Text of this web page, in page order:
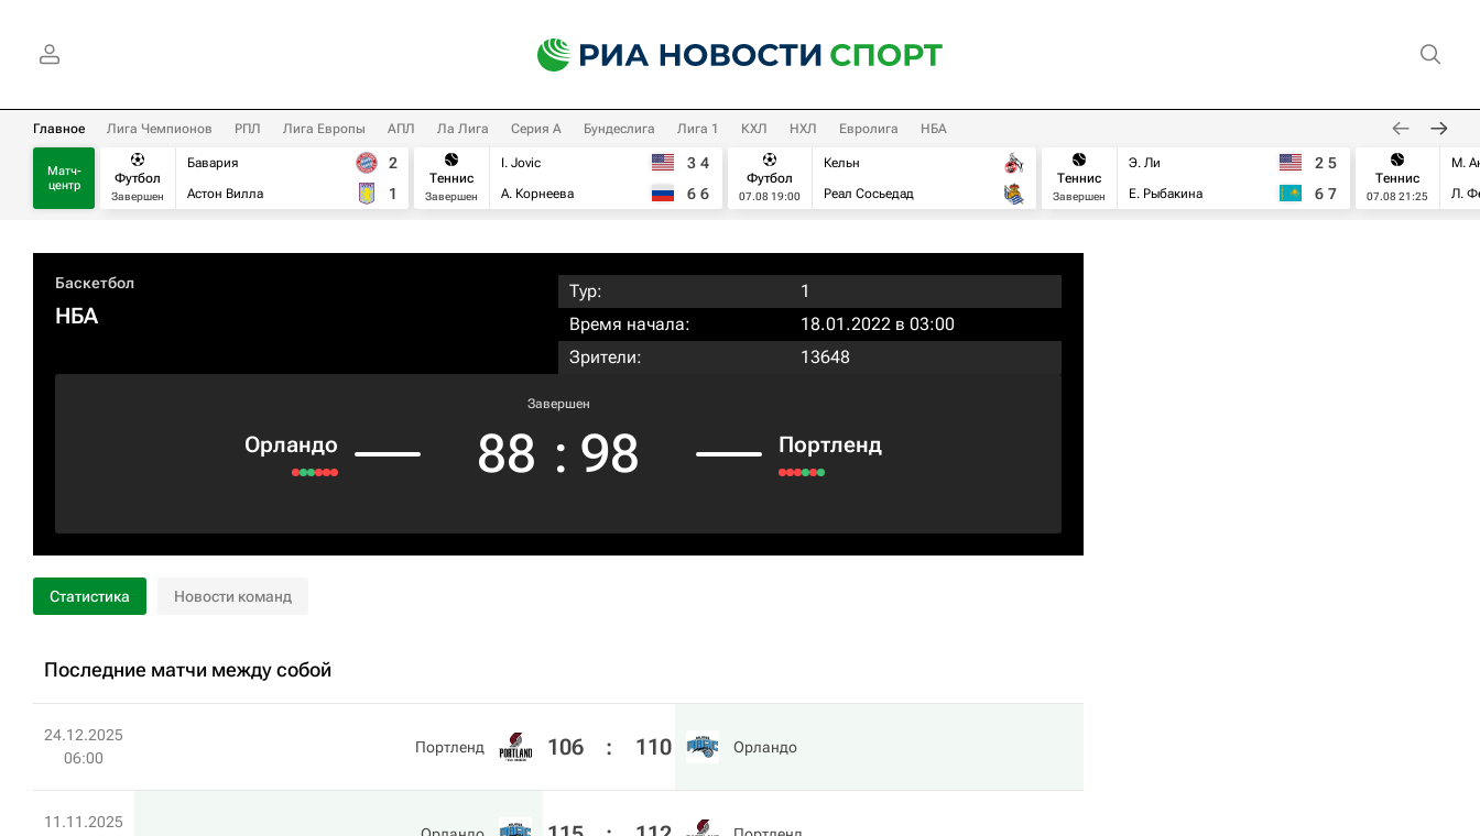
Главное Лига Чемпионов РПЛ Лига Европы АПЛ Ла Лига Серия А Бундеслига Лига 1 КХЛ НХЛ Евролига НБА
Матч-
центр
Футбол
Завершен
Бавария
Астон Вилла
2
1
Теннис
Завершен
I. Jovic
А. Корнеева
3 4
6 6
Футбол
07.08 19:00
Кельн
Реал Сосьедад
Теннис
Завершен
Э. Ли
Е. Рыбакина
2 5
6 7
Теннис
07.08 21:25
М.
Л.
Баскетбол
НБА
Тур:
1
Время начала:
18.01.2022 в 03:00
Зрители:
13648
Орландо
Завершен
88 : 98 Портленд
Статистика Новости команд
Последние матчи между собой
24.12.2025
06:00
Портленд 106 : 110 Орландо
11.11.2025